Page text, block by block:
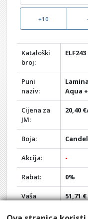
+10
Kataloški
broj:
ELF243
Puni
naziv:
Aqua
Cijena za
JM:
20,40
Boja:
Akcija: -
Rabat: 0%
Vaša
51,71 €